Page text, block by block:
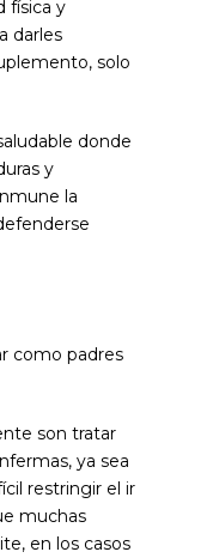
física y
darles
solo
donde
y
la
como padres
son tratar
ya sea
restringir el ir
muchas
en los casos